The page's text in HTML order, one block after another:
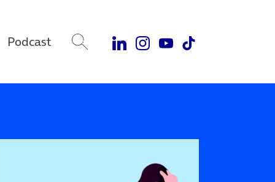
Podcast